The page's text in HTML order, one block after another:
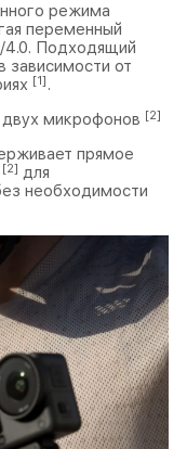
режима
переменный
Подходящий
от
[1] .
микрофонов [2]
прямое
[2] для
необходимости